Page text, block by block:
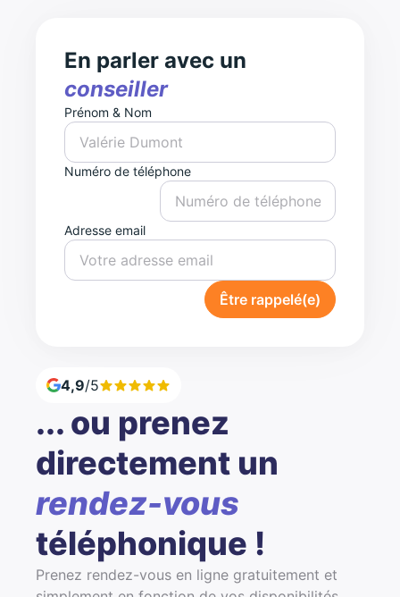
En parler avec un
conseiller
Prénom & Nom
Numéro de téléphone
Adresse email
Être rappelé(e)
4,9/5
... ou prenez
directement un
rendez-vous
téléphonique !
Prenez rendez-vous en ligne gratuitement et